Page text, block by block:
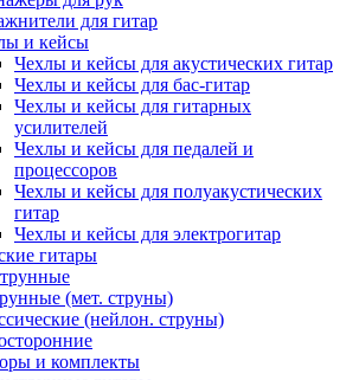
для гитар
и кейсы
Чехлы и кейсы для акустических гитар
Чехлы и кейсы для бас-гитар
Чехлы и кейсы для гитарных
усилителей
Чехлы и кейсы для педалей и
процессоров
Чехлы и кейсы для полуакустических
гитар
Чехлы и кейсы для электрогитар
гитары
(мет. струны)
(нейлон. струны)
и комплекты